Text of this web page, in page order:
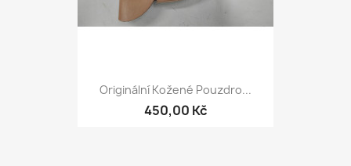
Originální Kožené Pouzdro...
450,00 Kč